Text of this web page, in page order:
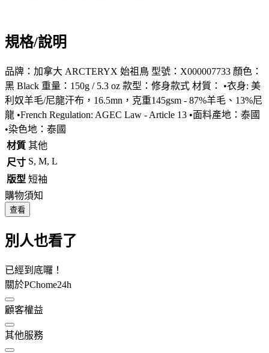
規格/說明
品牌：加拿大 ARCTERYX 始祖鳥 型號：X000007733 顏色：
黑 Black 重量：150g / 5.3 oz 款型：修身款式 材質： •衣身: 美
利奴羊毛/尼龍汗布，16.5mn，克重145gsm - 87%羊毛、13%尼
龍 •French Regulation: AGEC Law - Article 13 •面料產地：泰國
•染色地：泰國
材質 其他
尺寸 S, M, L
版型 短袖
購物須知
查看
別人也看了
已經到底囉！
關於PChome24h
顧客權益
其他服務